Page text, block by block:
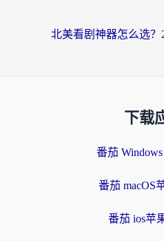
下载
番茄
番茄 macOS
番茄 ios苹